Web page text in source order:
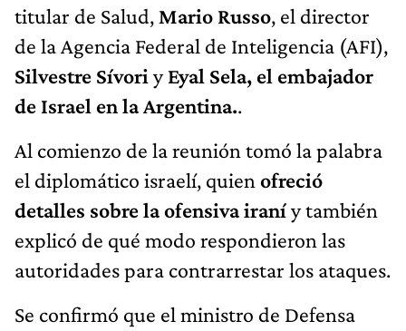
titular de Salud, Mario Russo, el director
de la Agencia Federal de Inteligencia (AFI),
Silvestre Sívori yEyal Sela, el embajador
de Israel en la Argentina..
Al comienzo de la reunión tomó la palabra
el diplomático israelí, quien ofreció
detalles sobre la ofensiva iraníy también
explicó de qué modo respondieron las
autoridades para contrarrestar los ataques.
Se confirmó que el ministro de Defensa